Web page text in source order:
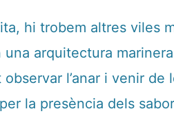
hi trobem altres viles
arquitectura
l’anar i venir
la presència dels